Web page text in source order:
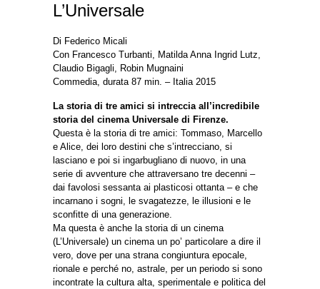
L’Universale
Di Federico Micali
Con Francesco Turbanti, Matilda Anna Ingrid Lutz,
Claudio Bigagli, Robin Mugnaini
Commedia, durata 87 min. – Italia 2015
La storia di tre amici si intreccia all’incredibile
storia del cinema Universale di Firenze.
Questa è la storia di tre amici: Tommaso, Marcello
e Alice, dei loro destini che s’intrecciano, si
lasciano e poi si ingarbugliano di nuovo, in una
serie di avventure che attraversano tre decenni –
dai favolosi sessanta ai plasticosi ottanta – e che
incarnano i sogni, le svagatezze, le illusioni e le
sconfitte di una generazione.
Ma questa è anche la storia di un cinema
(L’Universale) un cinema un po’ particolare a dire il
vero, dove per una strana congiuntura epocale,
rionale e perché no, astrale, per un periodo si sono
incontrate la cultura alta, sperimentale e politica del